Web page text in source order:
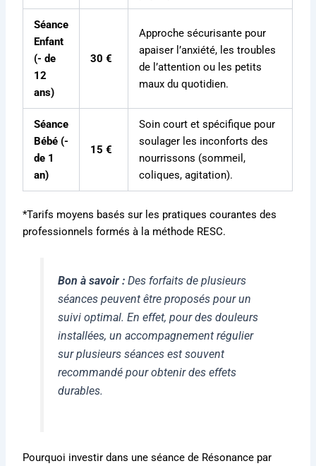
Séance
Enfant
(- de
12
ans)
30 €
Approche sécurisante pour
apaiser l’anxiété, les troubles
de l’attention ou les petits
maux du quotidien.
Séance
Bébé (-
de 1
an)
15 €
Soin court et spécifique pour
soulager les inconforts des
nourrissons (sommeil,
coliques, agitation).
*Tarifs moyens basés sur les pratiques courantes des
professionnels formés à la méthode RESC.
Bon à savoir :Des forfaits de plusieurs
séances peuvent être proposés pour un
suivi optimal. En effet, pour des douleurs
installées, un accompagnement régulier
sur plusieurs séances est souvent
recommandé pour obtenir des effets
durables.
Pourquoi investir dans une séance de Résonance par